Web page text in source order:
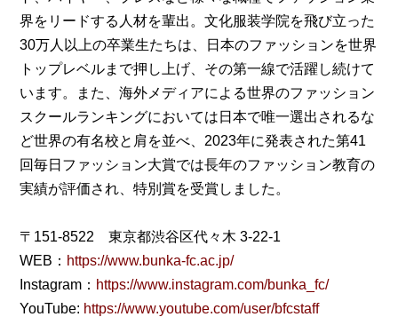
界をリードする人材を輩出。文化服装学院を飛び立った
30万人以上の卒業生たちは、日本のファッションを世界
トップレベルまで押し上げ、その第一線で活躍し続けて
います。また、海外メディアによる世界のファッション
スクールランキングにおいては日本で唯一選出されるな
ど世界の有名校と肩を並べ、2023年に発表された第41
回毎日ファッション大賞では長年のファッション教育の
実績が評価され、特別賞を受賞しました。
〒151-8522 東京都渋谷区代々木 3-22-1
WEB： https://www.bunka-fc.ac.jp/
Instagram： https://www.instagram.com/bunka_fc/
YouTube: https://www.youtube.com/user/bfcstaff